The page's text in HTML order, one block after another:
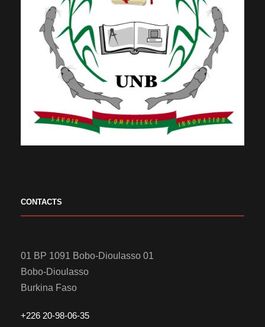
CONTACTS
01 BP 1091 Bobo-Dioulasso 01
Bobo-Dioulasso
Burkina Faso
+226 20-98-06-35